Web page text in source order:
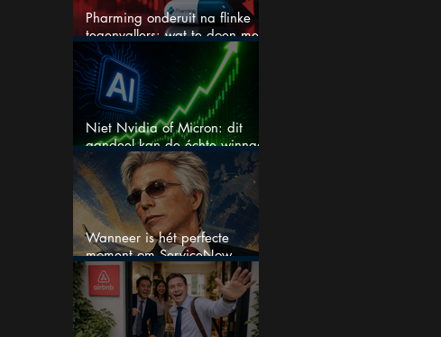
Pharming onderuit na flinke
tegenvallers: wat te doen met
het aandeel?
Niet Nvidia of Micron: dit
aandeel kan de échte winnaar
van de AI-race worden
Wanneer is hét perfecte
moment om ServiceNow
aandelen te kopen?